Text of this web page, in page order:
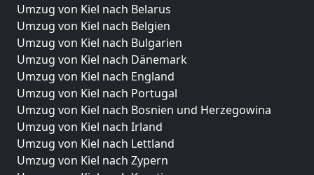
Umzug von Kiel nach Belarus
Umzug von Kiel nach Belgien
Umzug von Kiel nach Bulgarien
Umzug von Kiel nach Dänemark
Umzug von Kiel nach England
Umzug von Kiel nach Portugal
Umzug von Kiel nach Bosnien und Herzegowina
Umzug von Kiel nach Irland
Umzug von Kiel nach Lettland
Umzug von Kiel nach Zypern